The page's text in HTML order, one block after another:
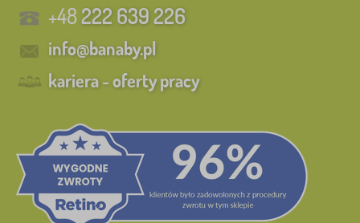
+48222 639 226
info@banaby.pl
kariera - oferty pracy